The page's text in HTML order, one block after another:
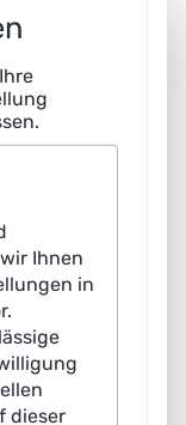
Ihnen
in
dieser